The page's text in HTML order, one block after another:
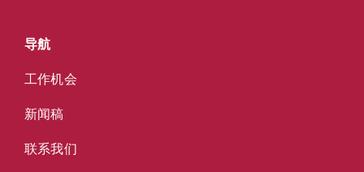
导航
工作机会
新闻稿
联系我们